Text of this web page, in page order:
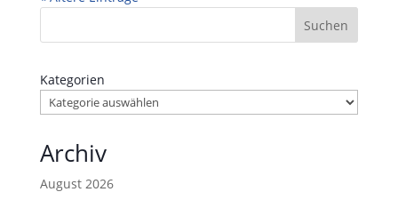
Suchen
Kategorien
Archiv
August 2026